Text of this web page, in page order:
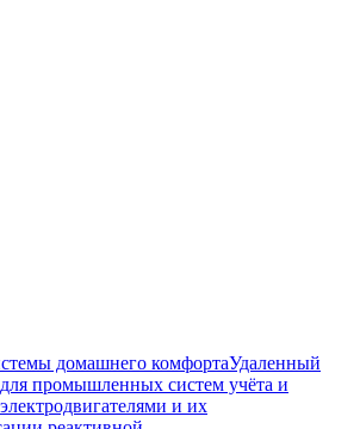
домашнего комфортаУдаленный
промышленных систем учёта и
и их